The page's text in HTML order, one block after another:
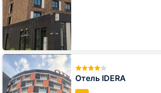
Отель IDERA
Отель
IDERA